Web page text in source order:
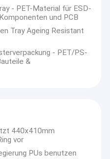
- PET-Material für ESD-
und PCB
Tray Ageing Resistant
- PET/PS-
&
440x410mm
vor
PUs benutzen